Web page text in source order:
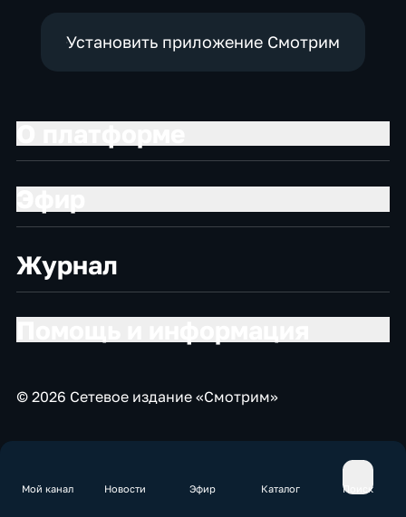
Мой канал Новости Эфир Каталог Поиск
Установить приложение Смотрим
Журнал
© 2026 Сетевое издание «Смотрим»